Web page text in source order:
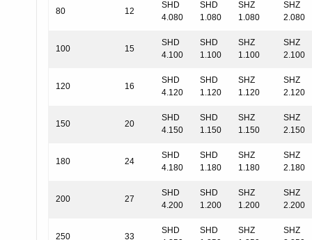
80 12
SHD
4.080
SHD
1.080
SHZ
1.080
SHZ
2.080
100 15
SHD
4.100
SHD
1.100
SHZ
1.100
SHZ
2.100
120 16
SHD
4.120
SHD
1.120
SHZ
1.120
SHZ
2.120
150 20
SHD
4.150
SHD
1.150
SHZ
1.150
SHZ
2.150
180 24
SHD
4.180
SHD
1.180
SHZ
1.180
SHZ
2.180
200 27
SHD
4.200
SHD
1.200
SHZ
1.200
SHZ
2.200
250 33
SHD
SHD
SHZ
SHZ